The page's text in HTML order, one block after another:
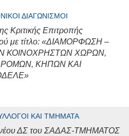
ΔΙΑΓΩΝΙΣΜΟΊ
Κριτικής Επιτροπής
με τίτλο: «ΔΙΑΜΟΡΦΩΣΗ –
ΚΟΙΝΟΧΡΗΣΤΩΝ ΧΩΡΩΝ,
ΚΗΠΩΝ ΚΑΙ
ΚΑΙ ΤΜΉΜΑΤΑ
νέου ΔΣ του ΣΑΔΑΣ-ΤΜΗΜΑΤΟΣ